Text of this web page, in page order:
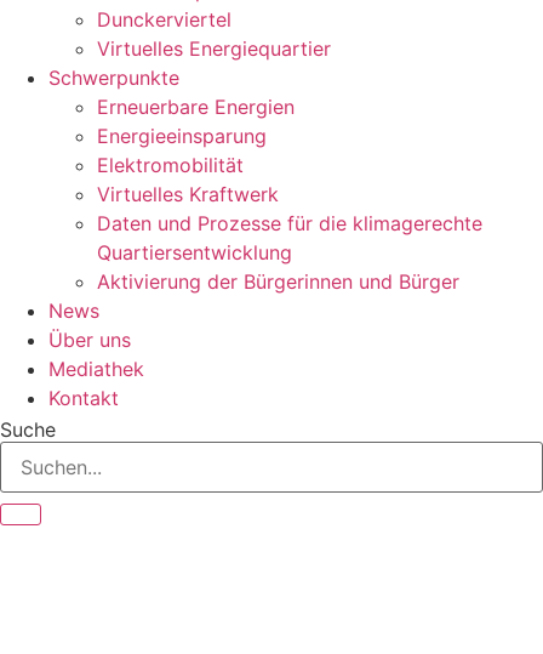
Dunckerviertel
Virtuelles Energiequartier
Schwerpunkte
Erneuerbare Energien
Energieeinsparung
Elektromobilität
Virtuelles Kraftwerk
Daten und Prozesse für die klimagerechte
Quartiersentwicklung
Aktivierung der Bürgerinnen und Bürger
News
Über uns
Mediathek
Kontakt
Suche